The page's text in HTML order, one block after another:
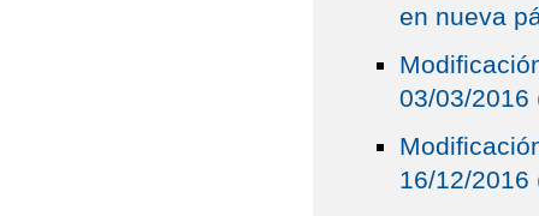
en nueva
03/03/2016
16/12/2016